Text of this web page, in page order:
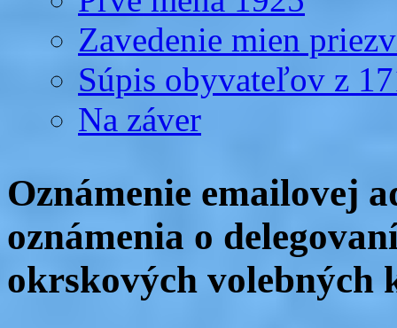
Zavedenie mien
Súpis obyvateľov z
Na záver
Oznámenie emailovej
oznámenia o
okrskových volebných